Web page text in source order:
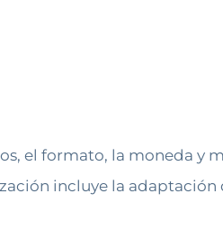
el formato, la moneda y
incluye la